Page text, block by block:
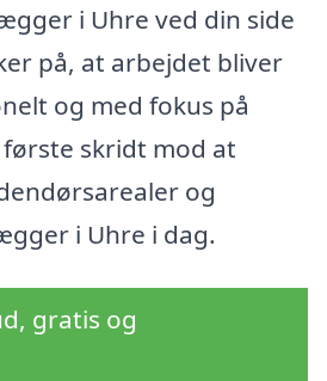
i Uhre ved din side
på, at arbejdet bliver
og med fokus på
skridt mod at
og
i Uhre i dag.
gratis og